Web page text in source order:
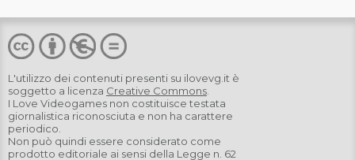
L'utilizzo dei contenuti presenti su ilovevg.it è
soggetto a licenza Creative Commons
I Love Videogames non costituisce testata
giornalistica riconosciuta e non ha carattere
periodico.
Non può quindi essere considerato come
prodotto editoriale ai sensi della Legge n. 62